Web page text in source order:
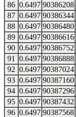
86 0.6497 90386208
87 0.6497 90386344
88 0.6497 90386480
89 0.6497 90386616
90 0.6497 90386752
91
0.6497 90386888
92 0.6497 90387024
93 0.6497 90387160
94 0.6497 90387296
95 0.6497 90387432
96 0.6497 90387568